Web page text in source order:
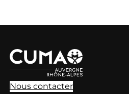
Nous contacter